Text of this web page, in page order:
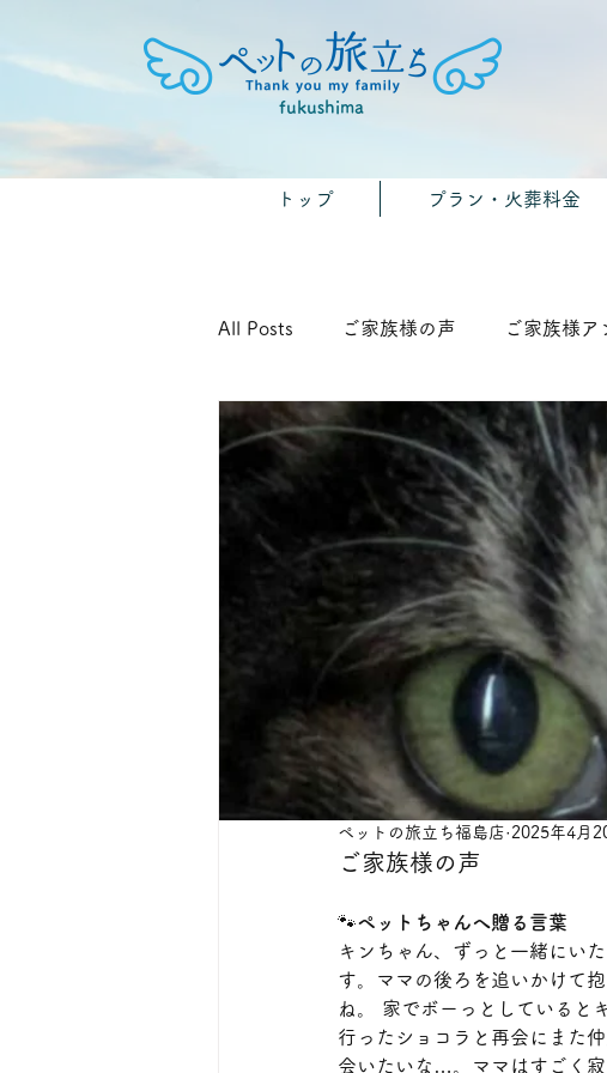
fukushima
トップ プラン・火葬料金
All Posts ご家族様の声 ご家族様ア
🐾みんなのおうちのペット供養
ご家族様の声
ペットの旅立ち福島店 2025年4月
🐾ペットちゃんへ贈る言葉
キンちゃん、ずっと一緒にい
す。ママの後ろを追いかけて
ね。 家でボーっとしていると
行ったショコラと再会にまた
会いたいな…。ママはすごく